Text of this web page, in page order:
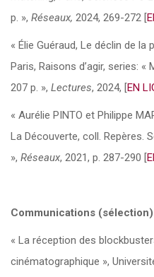
p. », Réseaux, 2024, 269-272 [
« Élie Guéraud, Le déclin de
Paris, Raisons d’agir, series: «
207 p. », Lectures, 2024, [EN
« Aurélie PINTO et Philippe
La Découverte, coll. Repères.
», Réseaux, 2021, p. 287-290 [
Communications (sélection)
« La réception des
cinématographique »,